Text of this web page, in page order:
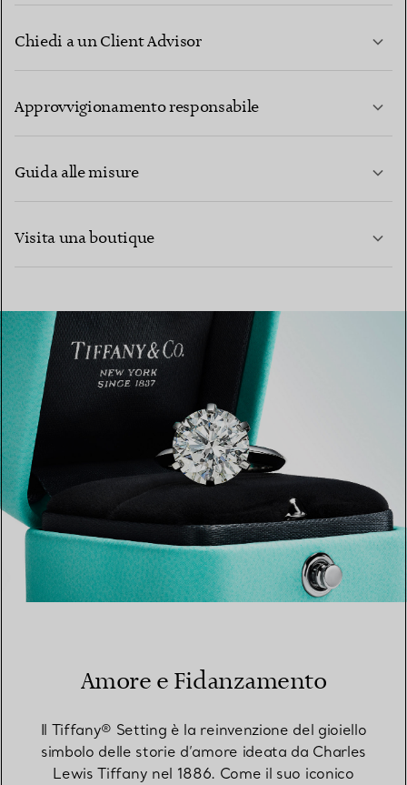
Chiedi a un Client Advisor
Approvvigionamento responsabile
Guida alle misure
Visita una boutique
TROVA LA BOUTIQUE PIÙ VICINA A TE
Amore e Fidanzamento
Il Tiffany® Setting è la reinvenzione del gioiello
simbolo delle storie d’amore ideata da Charles
Lewis Tiffany nel 1886. Come il suo iconico